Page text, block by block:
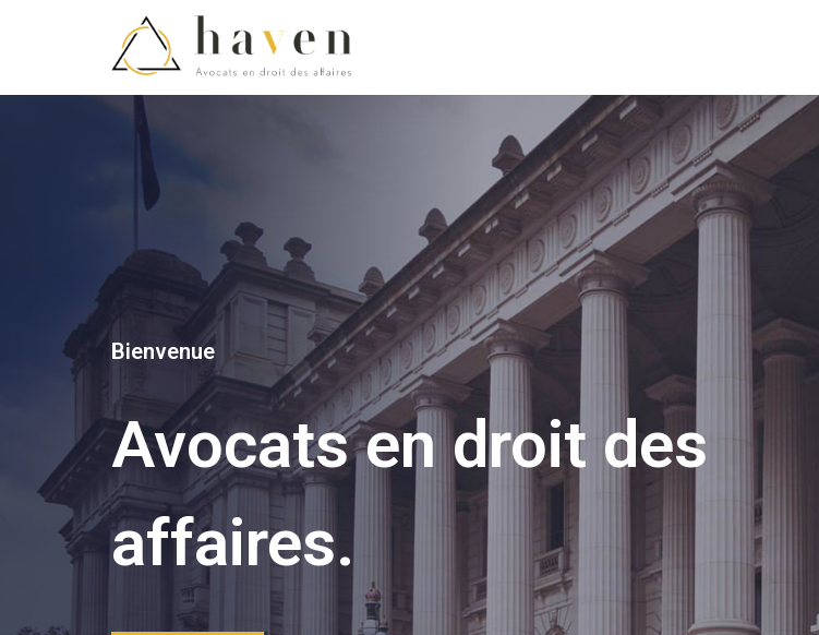
Bienvenue
Avocats en droit des
affaires.